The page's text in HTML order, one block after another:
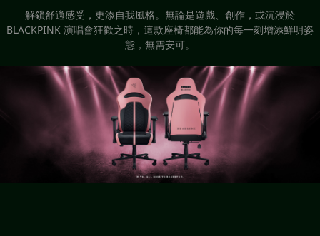
解鎖舒適感受，更添自我風格。無論是遊戲、創作，或沉浸於
BLACKPINK 演唱會狂歡之時，這款座椅都能為你的每一刻增添鮮明姿
態，無需安可。